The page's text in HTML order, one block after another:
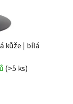
kůže | bílá
(>5 ks)